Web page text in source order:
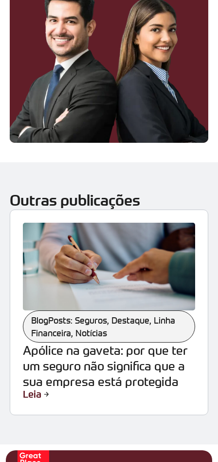
Outras publicações
BlogPosts: Seguros, Destaque, Linha
Financeira, Notícias
Apólice na gaveta: por que ter
um seguro não significa que a
sua empresa está protegida
Leia